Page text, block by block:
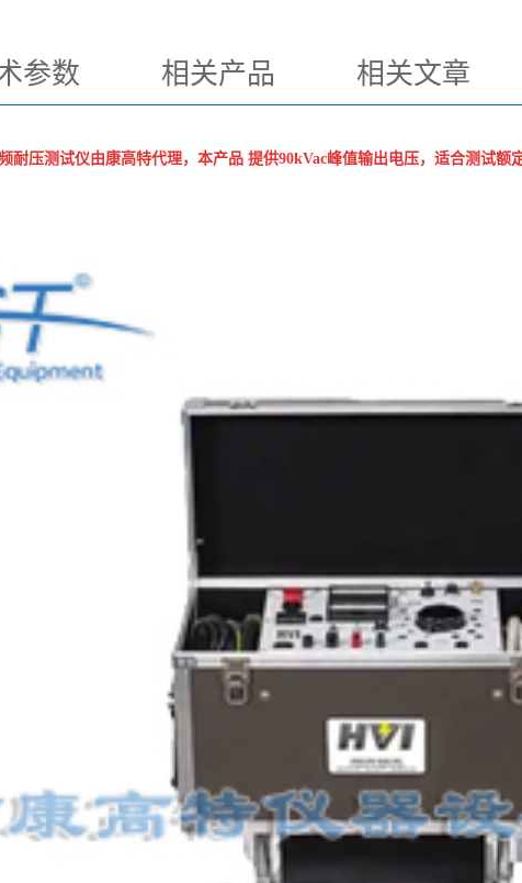
参数 相关产品 相关文章
耐压测试仪由康高特代理，本产品 提供90kVac峰值输出电压，适合测试